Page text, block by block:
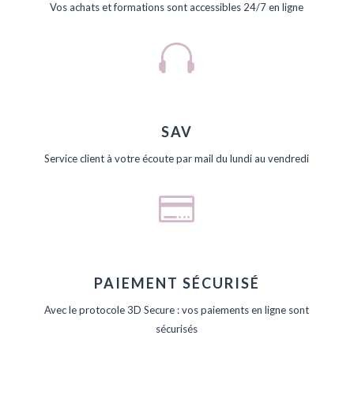
Vos achats et formations sont accessibles 24/7 en ligne

SAV
Service client à votre écoute par mail du lundi au vendredi

PAIEMENT SÉCURISÉ
Avec le protocole 3D Secure : vos paiements en ligne sont
sécurisés